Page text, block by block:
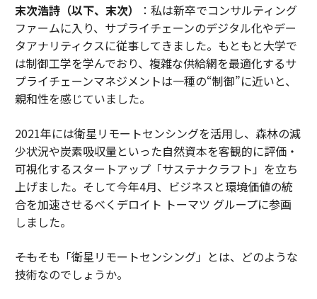
末次浩詩（以下、末次）
：私は新卒でコンサルティング
ファームに入り、サプライチェーンのデジタル化やデー
タアナリティクスに従事してきました。もともと大学で
は制御工学を学んでおり、複雑な供給網を最適化するサ
プライチェーンマネジメントは一種の“制御”に近いと、
親和性を感じていました。
2021年には衛星リモートセンシングを活用し、森林の減
少状況や炭素吸収量といった自然資本を客観的に評価・
可視化するスタートアップ「サステナクラフト」を立ち
上げました。そして今年4月、ビジネスと環境価値の統
合を加速させるべくデロイト トーマツ グループに参画
しました。
――そもそも「衛星リモートセンシング」とは、どのような
技術なのでしょうか。